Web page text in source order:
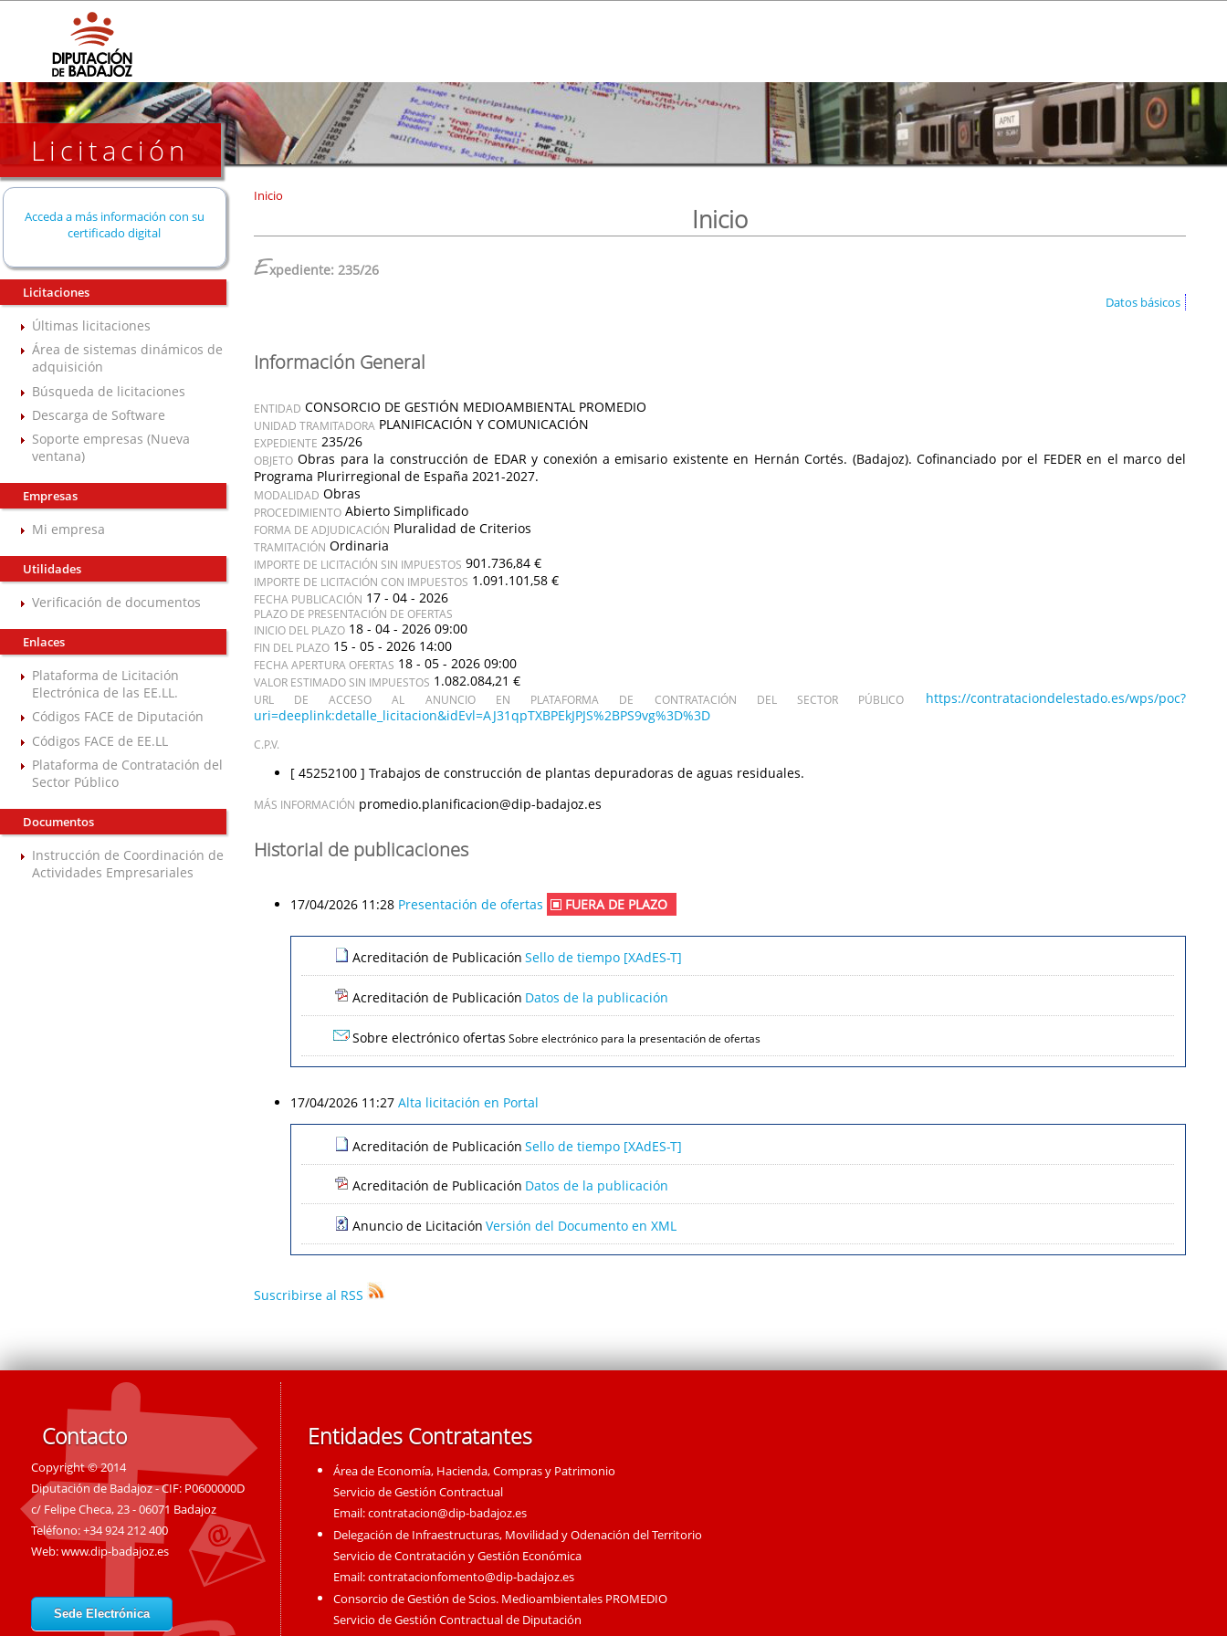
Licitación
Acceda a más información con su
certificado digital
Licitaciones
Últimas licitaciones
Área de sistemas dinámicos de
adquisición
Búsqueda de licitaciones
Descarga de Software
Soporte empresas (Nueva
ventana)
Empresas
Mi empresa
Utilidades
Verificación de documentos
Enlaces
Plataforma de Licitación
Electrónica de las EE.LL.
Códigos FACE de Diputación
Códigos FACE de EE.LL
Plataforma de Contratación del
Sector Público
Documentos
Instrucción de Coordinación de
Actividades Empresariales
Inicio
Inicio
Expediente: 235/26
Datos básicos
Información General
ENTIDAD CONSORCIO DE GESTIÓN MEDIOAMBIENTAL PROMEDIO
UNIDAD TRAMITADORA PLANIFICACIÓN Y COMUNICACIÓN
EXPEDIENTE 235/26
OBJETO Obras para la construcción de EDAR y conexión a emisario existente en Hernán Cortés. (Badajoz). Cofinanciado por el FEDER en el marco del
Programa Plurirregional de España 2021-2027.
MODALIDAD Obras
PROCEDIMIENTO Abierto Simplificado
FORMA DE ADJUDICACIÓN Pluralidad de Criterios
TRAMITACIÓN Ordinaria
IMPORTE DE LICITACIÓN SIN IMPUESTOS 901.736,84 €
IMPORTE DE LICITACIÓN CON IMPUESTOS 1.091.101,58 €
FECHA PUBLICACIÓN 17 - 04 - 2026
PLAZO DE PRESENTACIÓN DE OFERTAS
INICIO DEL PLAZO 18 - 04 - 2026 09:00
FIN DEL PLAZO 15 - 05 - 2026 14:00
FECHA APERTURA OFERTAS 18 - 05 - 2026 09:00
VALOR ESTIMADO SIN IMPUESTOS 1.082.084,21 €
URL DE ACCESO AL ANUNCIO EN PLATAFORMA DE CONTRATACIÓN DEL SECTOR PÚBLICO
https://contrataciondelestado.es/wps/poc?
uri=deeplink:detalle_licitacion&idEvl=AJ31qpTXBPEkJPJS%2BPS9vg%3D%3D
C.P.V.
[ 45252100 ] Trabajos de construcción de plantas depuradoras de aguas residuales.
MÁS INFORMACIÓN promedio.planificacion@dip-badajoz.es
Historial de publicaciones
17/04/2026 11:28 Presentación de ofertas FUERA DE PLAZO
Acreditación de Publicación Sello de tiempo [XAdES-T]
Acreditación de Publicación Datos de la publicación
Sobre electrónico ofertas Sobre electrónico para la presentación de ofertas
17/04/2026 11:27 Alta licitación en Portal
Acreditación de Publicación Sello de tiempo [XAdES-T]
Acreditación de Publicación Datos de la publicación
Anuncio de Licitación Versión del Documento en XML
Suscribirse al RSS
Contacto
Copyright © 2014
Diputación de Badajoz - CIF: P0600000D
c/ Felipe Checa, 23 - 06071 Badajoz
Teléfono: +34 924 212 400
Web:www.dip-badajoz.es
Sede Electrónica
Entidades Contratantes
Área de Economía, Hacienda, Compras y Patrimonio
Servicio de Gestión Contractual
Email:contratacion@dip-badajoz.es
Delegación de Infraestructuras, Movilidad y Odenación del Territorio
Servicio de Contratación y Gestión Económica
Email:contratacionfomento@dip-badajoz.es
Consorcio de Gestión de Scios. Medioambientales PROMEDIO
Servicio de Gestión Contractual de Diputación